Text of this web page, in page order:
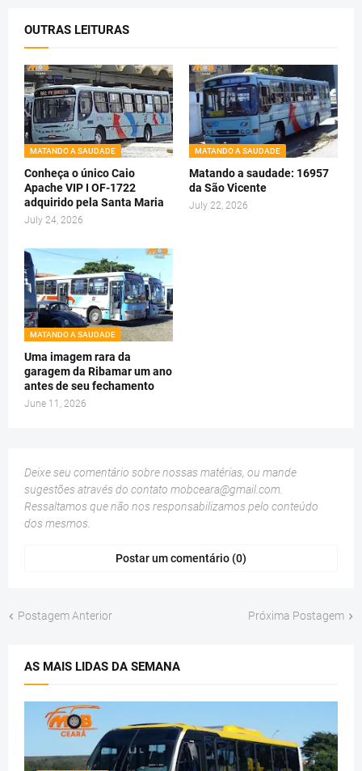
OUTRAS LEITURAS
MATANDO A SAUDADE
Conheça o único Caio
Apache VIP I OF-1722
adquirido pela Santa Maria
July 24, 2026
MATANDO A SAUDADE
Matando a saudade: 16957
da São Vicente
July 22, 2026
MATANDO A SAUDADE
Uma imagem rara da
garagem da Ribamar um ano
antes de seu fechamento
June 11, 2026
Deixe seu comentário sobre nossas matérias, ou mande
sugestões através do contato mobceara@gmail.com
Ressaltamos que não nos responsabilizamos pelo conteúdo
dos mesmos.
Postar um comentário (0)
Postagem Anterior Próxima Postagem
AS MAIS LIDAS DA SEMANA